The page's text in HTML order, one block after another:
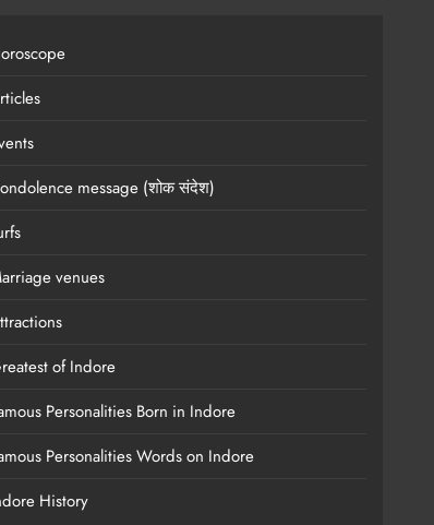
message (शोक संदेश)
venues
of Indore
Personalities Born in Indore
Personalities Words on Indore
History